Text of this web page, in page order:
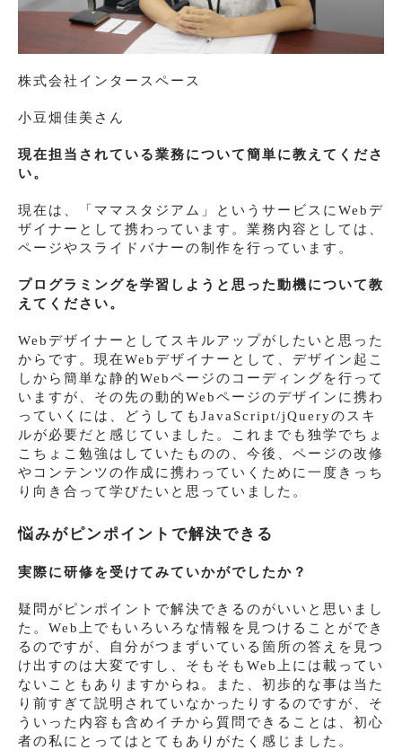
株式会社インタースペース
小豆畑佳美さん
現在担当されている業務について簡単に教えてくださ
い。
現在は、「ママスタジアム」というサービスにWebデ
ザイナーとして携わっています。業務内容としては、
ページやスライドバナーの制作を行っています。
プログラミングを学習しようと思った動機について教
えてください。
Webデザイナーとしてスキルアップがしたいと思った
からです。現在Webデザイナーとして、デザイン起こ
しから簡単な静的Webページのコーディングを行って
いますが、その先の動的Webページのデザインに携わ
っていくには、どうしてもJavaScript/jQueryのスキ
ルが必要だと感じていました。これまでも独学でちょ
こちょこ勉強はしていたものの、今後、ページの改修
やコンテンツの作成に携わっていくために一度きっち
り向き合って学びたいと思っていました。
悩みがピンポイントで解決できる
実際に研修を受けてみていかがでしたか？
疑問がピンポイントで解決できるのがいいと思いまし
た。Web上でもいろいろな情報を見つけることができ
るのですが、自分がつまずいている箇所の答えを見つ
け出すのは大変ですし、そもそもWeb上には載ってい
ないこともありますからね。また、初歩的な事は当た
り前すぎて説明されていなかったりするのですが、そ
ういった内容も含めイチから質問できることは、初心
者の私にとってはとてもありがたく感じました。